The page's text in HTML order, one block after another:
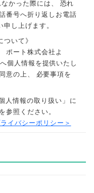
かった際には
恐れ
番号へ折り返しお電話
申し上げます 。
いて》
ポート株式会社よ
個人情報を提供いたし
意の上
必要事項を
人情報の取り扱い 」 に
参照ください。
イバシーポリシー＞